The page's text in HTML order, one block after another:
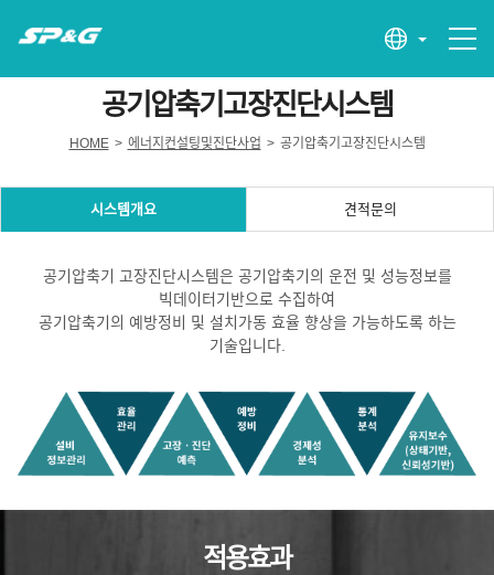
공기압축기고장진단시스템
HOME > 에너지컨설팅및진단사업 > 공기압축기고장진단시스템
시스템개요 견적문의
공기압축기 고장진단시스템은 공기압축기의 운전 및 성능정보를
빅데이터기반으로 수집하여
공기압축기의 예방정비 및 설치가동 효율 향상을 가능하도록 하는
기술입니다.
적용효과